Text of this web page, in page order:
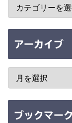
アーカイブ
ブックマーク